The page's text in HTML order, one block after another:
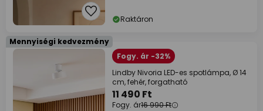
Raktáron
Mennyiségi kedvezmény
Fogy. ár -32%
Lindby Nivoria LED-es spotlámpa, Ø 14
cm, fehér, forgatható
11 490 Ft
Fogy. ár16 990 Ft